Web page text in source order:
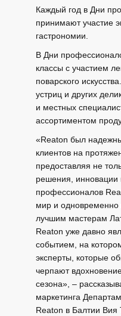
Каждый год в Дни
принимают участие
гастрономии.
В Дни
классы с участием
поварского
устриц и других
и местных
ассортиментом
«Reaton был
клиентов на
предоставляя не
решения,
профессионалов
мир и одновременно
лучшим мастерам
Reaton уже давно
событием, на
эксперты, которые
черпают
сезона», –
маркетинга
Reaton в Балтии Вия